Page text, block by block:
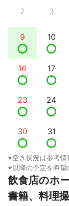
2 3
9 10
16 17
23 24
30 31
※空き状況は参考情
※以降の予定を希望
飲食店のホ
書籍、料理